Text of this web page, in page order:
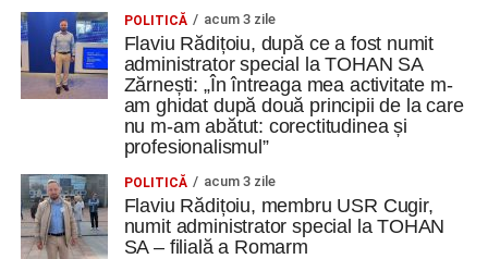
POLITICĂ acum 3 zile
Flaviu Rădițoiu, după ce a fost numit
administrator special la TOHAN SA
Zărnești: „În întreaga mea activitate m-
am ghidat după două principii de la care
nu m-am abătut: corectitudinea și
profesionalismul”
POLITICĂ acum 3 zile
Flaviu Rădițoiu, membru USR Cugir,
numit administrator special la TOHAN
SA – filială a Romarm